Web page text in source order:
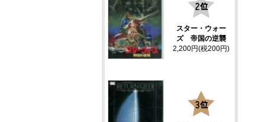
スター・ウォー
ズ 帝国の逆襲
2,200円(税200円)